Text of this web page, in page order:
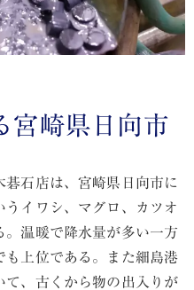
宮崎県日向市
石店は、宮崎県日向市に
イワシ、マグロ、カツオ
。温暖で降水量が多い一方
も上位である。また細島港
て、古くから物の出入りが